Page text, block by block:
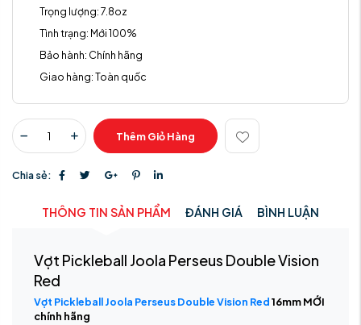
Trọng lượng:7.8oz
Tình trạng: Mới 100%
Bảo hành: Chính hãng
Giao hàng:Toàn quốc
Thêm Giỏ Hàng
Chia sẻ:
THÔNG TIN SẢN PHẨM ĐÁNH GIÁ BÌNH LUẬN
Vợt Pickleball Joola Perseus Double Vision
Red
Vợt Pickleball Joola Perseus Double Vision Red16mm MỚI
chính hãng